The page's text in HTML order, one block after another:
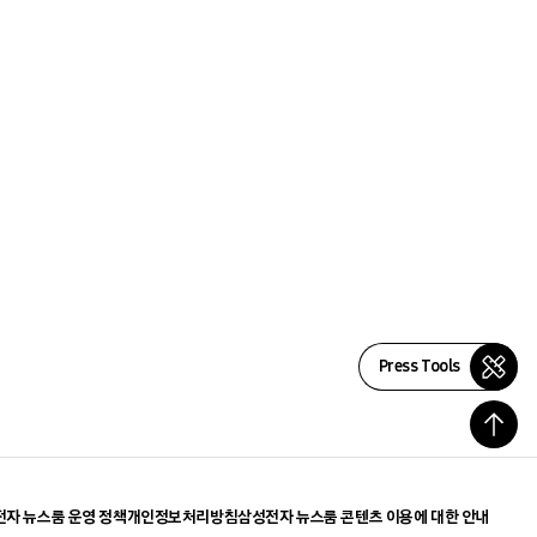
Press Tools
자 뉴스룸 운영 정책개인정보처리방침삼성전자 뉴스룸 콘텐츠 이용에 대한 안내